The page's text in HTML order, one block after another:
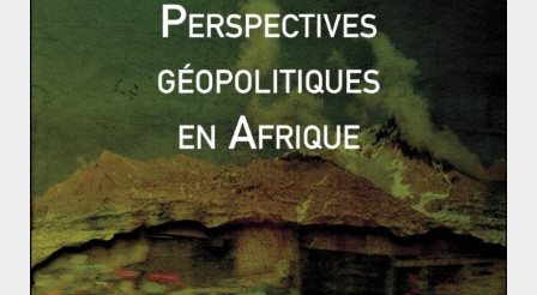
L’Europe de la défense, garant de la souveraineté de
la France – Geoffroi de Reboul
À l’heure des Jeux, quels défis pour la société russe ?